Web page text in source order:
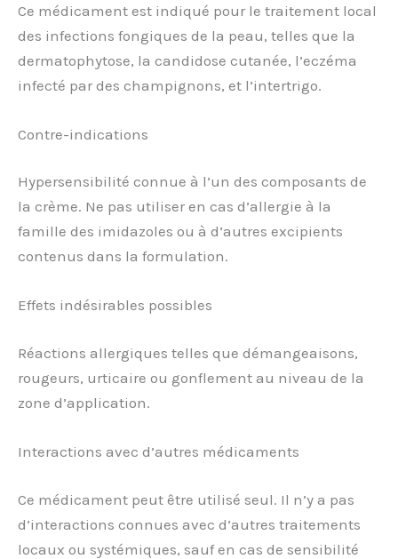
Ce médicament est indiqué pour le traitement local
des infections fongiques de la peau, telles que la
dermatophytose, la candidose cutanée, l’eczéma
infecté par des champignons, et l’intertrigo.
Contre-indications
Hypersensibilité connue à l’un des composants de
la crème. Ne pas utiliser en cas d’allergie à la
famille des imidazoles ou à d’autres excipients
contenus dans la formulation.
Effets indésirables possibles
Réactions allergiques telles que démangeaisons,
rougeurs, urticaire ou gonflement au niveau de la
zone d’application.
Interactions avec d’autres médicaments
Ce médicament peut être utilisé seul. Il n’y a pas
d’interactions connues avec d’autres traitements
locaux ou systémiques, sauf en cas de sensibilité